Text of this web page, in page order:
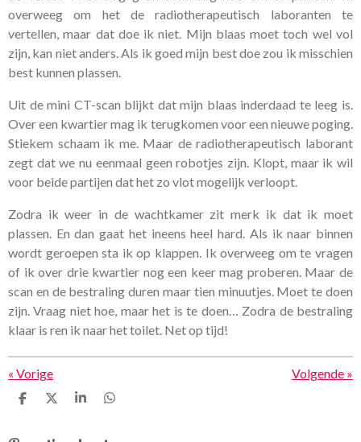
overweeg om het de radiotherapeutisch laboranten te
vertellen, maar dat doe ik niet. Mijn blaas moet toch wel vol
zijn, kan niet anders. Als ik goed mijn best doe zou ik misschien
best kunnen plassen.
Uit de mini CT-scan blijkt dat mijn blaas inderdaad te leeg is.
Over een kwartier mag ik terugkomen voor een nieuwe poging.
Stiekem schaam ik me. Maar de radiotherapeutisch laborant
zegt dat we nu eenmaal geen robotjes zijn. Klopt, maar ik wil
voor beide partijen dat het zo vlot mogelijk verloopt.
Zodra ik weer in de wachtkamer zit merk ik dat ik moet
plassen. En dan gaat het ineens heel hard. Als ik naar binnen
wordt geroepen sta ik op klappen. Ik overweeg om te vragen
of ik over drie kwartier nog een keer mag proberen. Maar de
scan en de bestraling duren maar tien minuutjes. Moet te doen
zijn. Vraag niet hoe, maar het is te doen… Zodra de bestraling
klaar is ren ik naar het toilet. Net op tijd!
« Vorige Volgende »
D
D
S
D